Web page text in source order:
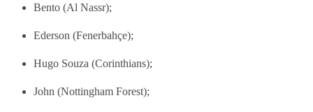
Bento (Al Nassr);
Ederson (Fenerbahçe);
Hugo Souza (Corinthians);
John (Nottingham Forest);